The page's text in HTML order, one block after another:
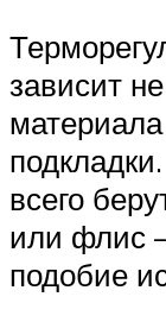
зависит
всего
или флис
подобие